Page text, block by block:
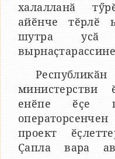
халалланӑ
айӗнче тӗрлӗ
шутра усӑ
министерстви
енӗпе ӗҫе
проект
Ҫапла вара